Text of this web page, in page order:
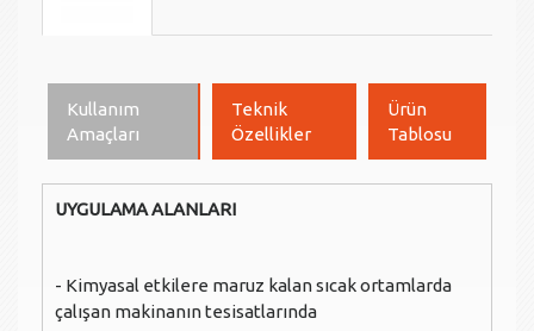
Kullanım
Amaçları
Teknik
Özellikler
Ürün
Tablosu
UYGULAMA ALANLARI
- Kimyasal etkilere maruz kalan sıcak ortamlarda
çalışan makinanın tesisatlarında